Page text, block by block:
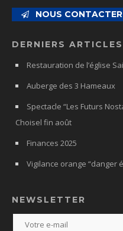
NOUS CONTACTER
DERNIERS ARTICLES
Restauration de l’église
Auberge des 3 Hameaux
Spectacle “Les Futurs
Choisel fin août
Finances 2025
Vigilance orange “danger
NEWSLETTER